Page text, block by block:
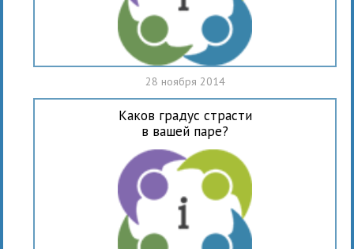
28 ноября 2014
Каков градус страсти
в вашей паре?